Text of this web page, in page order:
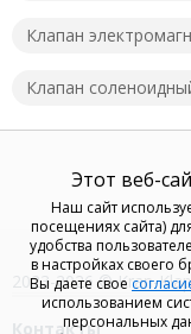
Клапан
Клапан
2023-2026 © Kran-
Этот веб-
Наш сайт
посещениях сайта)
удобства
в настройках своего
Вы даете свое
использованием
персональных
Контакты